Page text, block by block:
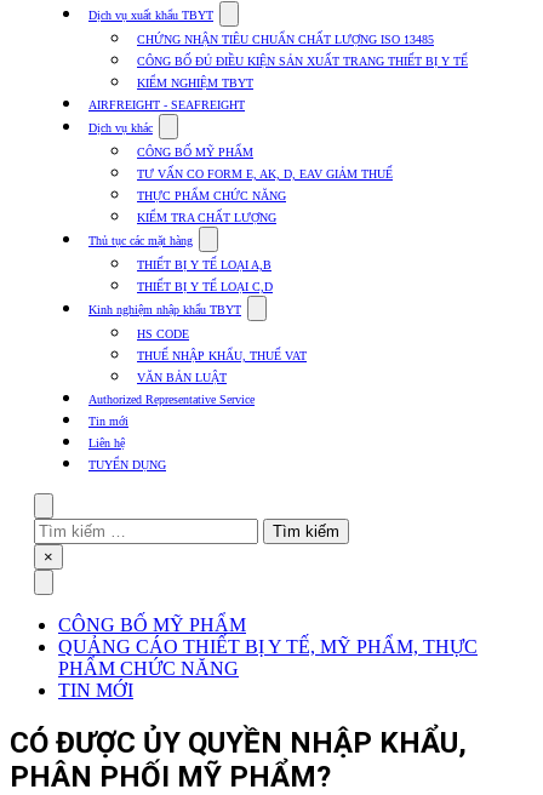
Dịch vụ xuất khẩu TBYT
submenu
for
Dịch
vụ
xuất
TBYT
CHỨNG NHẬN TIÊU CHUẨN CHẤT LƯỢNG ISO 13485
CÔNG BỐ ĐỦ ĐIỀU KIỆN SẢN XUẤT TRANG THIẾT BỊ Y TẾ
KIỂM NGHIỆM TBYT
AIRFREIGHT - SEAFREIGHT
Dịch vụ khác
submenu
for
Dịch
vụ
khác
CÔNG BỐ MỸ PHẨM
TƯ VẤN CO FORM E, AK, D, EAV GIẢM THUẾ
THỰC PHẨM CHỨC NĂNG
KIỂM TRA CHẤT LƯỢNG
Thủ tục các mặt hàng
submenu
for
Thủ
tục
mặt
hàng
THIẾT BỊ Y TẾ LOẠI A,B
THIẾT BỊ Y TẾ LOẠI C,D
Kinh nghiệm nhập khẩu TBYT
submenu
Kinh
HS CODE
THUẾ NHẬP KHẨU, THUẾ VAT
VĂN BẢN LUẬT
Authorized Representative Service
Tin mới
Liên hệ
TUYỂN DỤNG
Tìm
kiếm
cho:
Close
×
CÔNG BỐ MỸ PHẨM
QUẢNG CÁO THIẾT BỊ Y TẾ, MỸ PHẨM, THỰC
PHẨM CHỨC NĂNG
TIN MỚI
CÓ ĐƯỢC ỦY QUYỀN NHẬP KHẨU,
PHÂN PHỐI MỸ PHẨM?